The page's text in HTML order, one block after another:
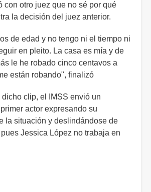
con otro juez que no sé por qué
la decisión del juez anterior.
de edad y no tengo ni el tiempo ni
en pleito. La casa es mía y de
le he robado cinco centavos a
están robando", finalizó
clip, el IMSS envió un
actor expresando su
la situación y deslindándose de
Jessica López no trabaja en